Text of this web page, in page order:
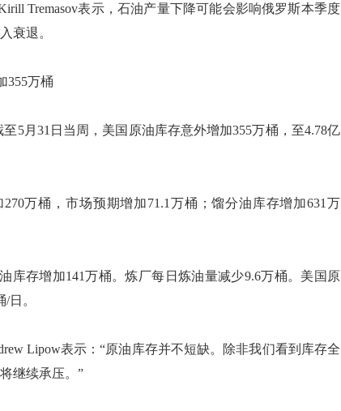
Tremasov表示，石油产量下降可能会影响俄罗斯本季度
衰退。
万桶
月31日当周，美国原油库存意外增加355万桶，至4.78亿
万桶，市场预期增加71.1万桶；馏分油库存增加631万
存增加141万桶。炼厂每日炼油量减少9.6万桶。美国原
日。
Lipow表示：“原油库存并不短缺。除非我们看到库存全
继续承压。”